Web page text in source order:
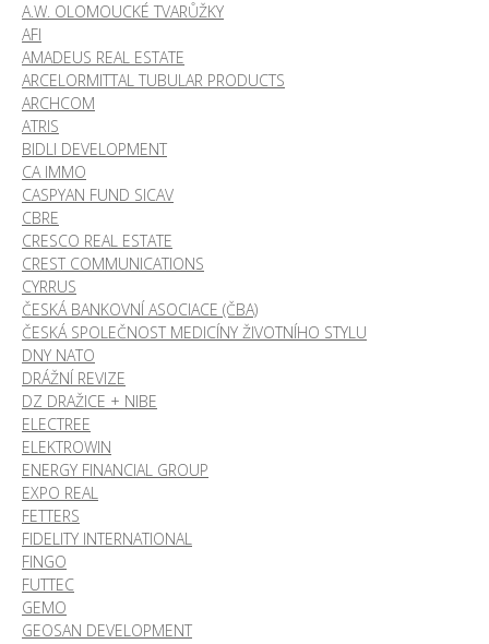
A.W. OLOMOUCKÉ TVARŮŽKY
AFI
AMADEUS REAL ESTATE
ARCELORMITTAL TUBULAR PRODUCTS
ARCHCOM
ATRIS
BIDLI DEVELOPMENT
CA IMMO
CASPYAN FUND SICAV
CBRE
CRESCO REAL ESTATE
CREST COMMUNICATIONS
CYRRUS
ČESKÁ BANKOVNÍ ASOCIACE (ČBA)
ČESKÁ SPOLEČNOST MEDICÍNY ŽIVOTNÍHO STYLU
DNY NATO
DRÁŽNÍ REVIZE
DZ DRAŽICE + NIBE
ELECTREE
ELEKTROWIN
ENERGY FINANCIAL GROUP
EXPO REAL
FETTERS
FIDELITY INTERNATIONAL
FINGO
FUTTEC
GEMO
GEOSAN DEVELOPMENT